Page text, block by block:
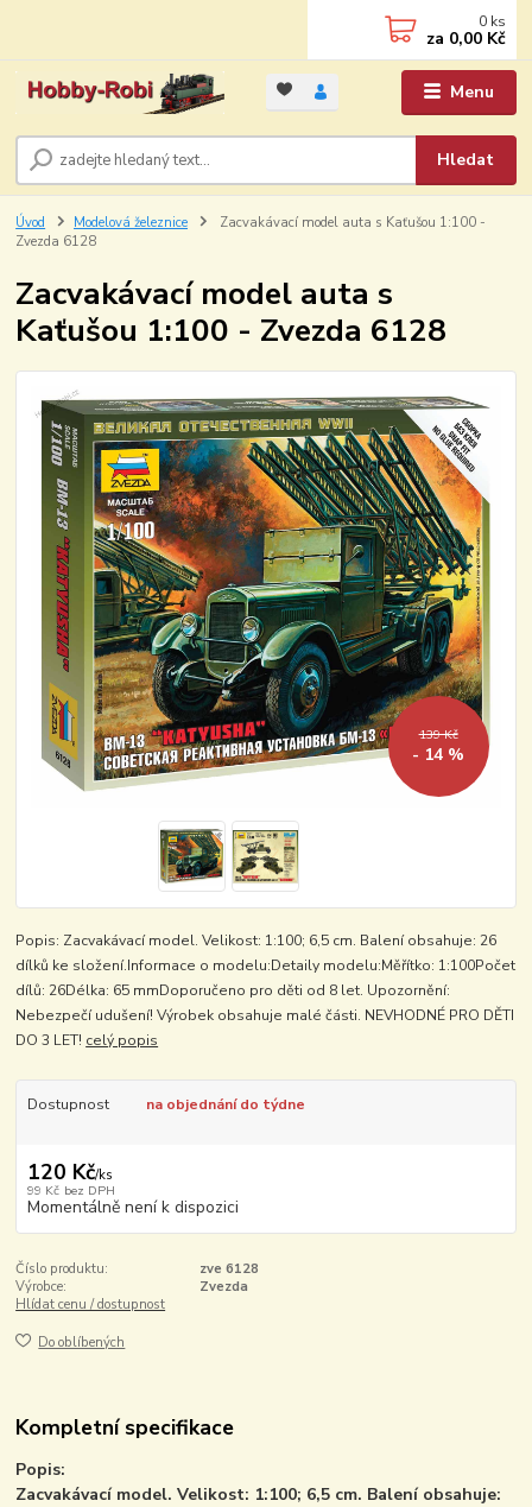
Menu
Hledat
0 ks
za 0,00 Kč
Úvod Modelová železnice
Zacvakávací model auta s Kaťušou 1:100 -
Zvezda 6128
Zacvakávací model auta s
Kaťušou 1:100 - Zvezda 6128
139 Kč
- 14 %
Popis: Zacvakávací model. Velikost: 1:100; 6,5 cm. Balení obsahuje: 26
dílků ke složení.Informace o modelu:Detaily modelu:Měřítko: 1:100Počet
dílů: 26Délka: 65 mmDoporučeno pro děti od 8 let. Upozornění:
Nebezpečí udušení! Výrobek obsahuje malé části. NEVHODNÉ PRO DĚTI
DO 3 LET! celý popis
Dostupnost na objednání do týdne
120 Kč/ks
99 Kč bez DPH
Momentálně není k dispozici
Číslo produktu:
zve 6128
Výrobce:
Zvezda
Hlídat cenu / dostupnost
Do oblíbených
Kompletní specifikace
Popis:
Zacvakávací model. Velikost: 1:100; 6,5 cm. Balení obsahuje: